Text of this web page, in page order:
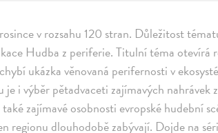
v rozsahu 120 stran. Důležitost
Hudba z periferie. Titulní téma otevírá
ukázka věnovaná perifernosti v
i výběr pětadvaceti zajímavých nahrávek
zajímavé osobnosti evropské hudební
regionu dlouhodobě zabývají. Dojde na